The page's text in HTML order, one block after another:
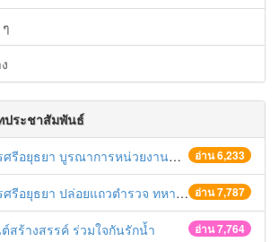
ประชาสัมพันธ์
อ่าน 6,233
ละดำเนินมาตรการตามบทลงโทษสูงสุดกับผู้ประกอบการร้านค้าที่ยังฝ่าฝืนตั้งร้านค้ารุกล้ำเขตพื้นที่ทางหลวง เตรียมความปลอดภัยก่อนเทศกาลสงกรานต์
อ่าน 7,787
ง กว่า 100 นาย ตรวจเข้มท่ารถสาธารณะ สถานีขนส่งรถโดยสาร วินรถตู้ และสถานีรถไฟ เตรียมรับมือเทศกาลสงกรานต์
อ่าน 7,764
สร้างสรรค์ ร่วมใจกันรักน้ำ